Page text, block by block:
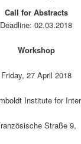
Call for Abstracts
Deadline: 02.03.2018
Workshop
Friday, 27 April 2018
Institute for
Straße 9,